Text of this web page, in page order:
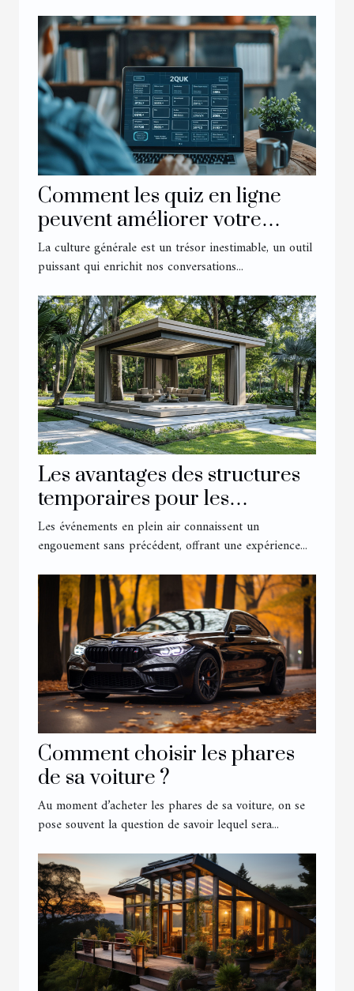
Comment les quiz en ligne
peuvent améliorer votre
culture générale
La culture générale est un trésor inestimable, un outil
puissant qui enrichit nos conversations...
Les avantages des structures
temporaires pour les
événements extérieurs
Les événements en plein air connaissent un
engouement sans précédent, offrant une expérience...
Comment choisir les phares
de sa voiture ?
Au moment d’acheter les phares de sa voiture, on se
pose souvent la question de savoir lequel sera...